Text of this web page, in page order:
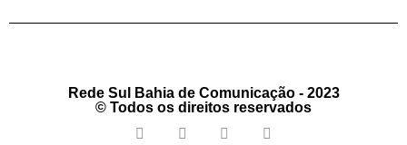
Rede Sul Bahia de Comunicação - 2023
© Todos os direitos reservados